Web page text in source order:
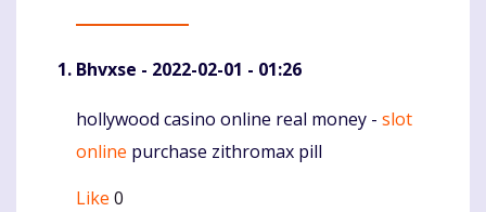
Bhvxse - 2022-02-01 - 01:26
Komentaras
hollywood casino online real money - slot
online purchase zithromax pill
Like 0